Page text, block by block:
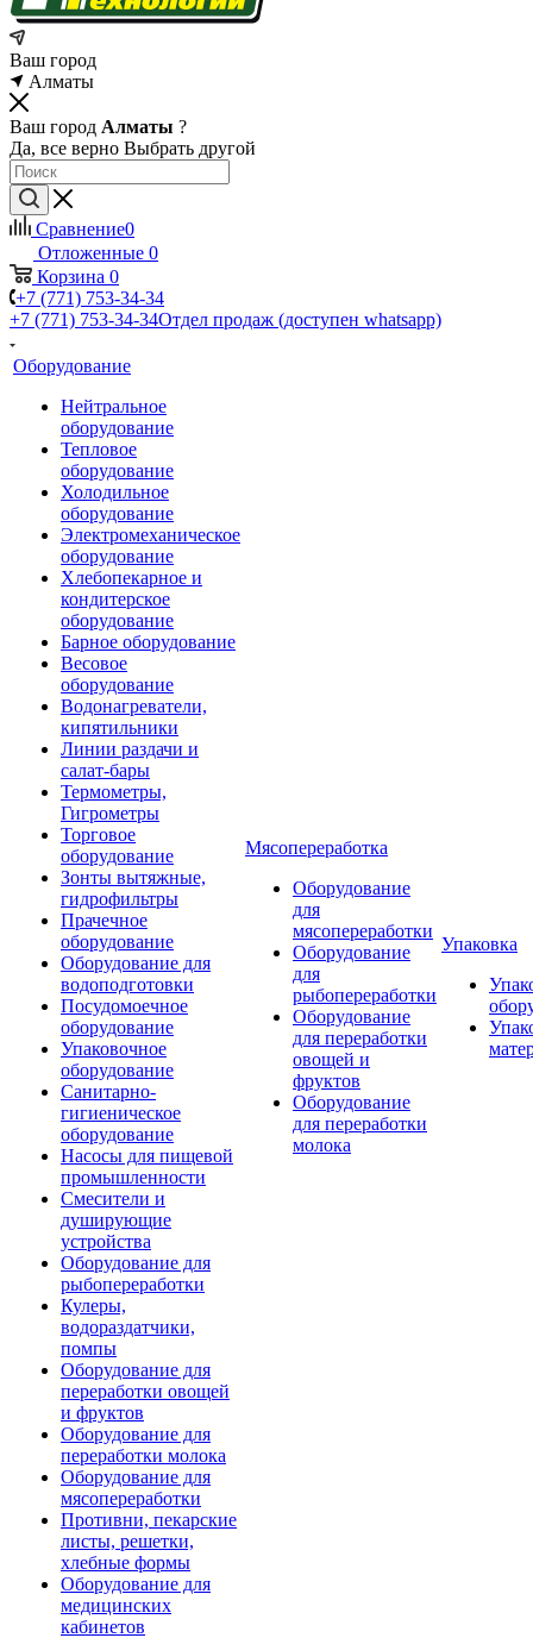
Ваш город
Алматы
Ваш город Алматы ?
Да, все верно Выбрать другой
Сравнение0
Отложенные 0
Корзина 0
+7 (771) 753-34-34
+7 (771) 753-34-34Отдел продаж (доступен whatsapp)
Оборудование
Нейтральное
оборудование
Тепловое
оборудование
Холодильное
оборудование
Электромеханическое
оборудование
Хлебопекарное и
кондитерское
оборудование
Барное оборудование
Весовое
оборудование
Водонагреватели,
кипятильники
Линии раздачи и
салат-бары
Термометры,
Гигрометры
Торговое
оборудование
Зонты вытяжные,
гидрофильтры
Прачечное
оборудование
Оборудование для
водоподготовки
Посудомоечное
оборудование
Упаковочное
оборудование
Санитарно-
гигиеническое
оборудование
Насосы для пищевой
промышленности
Смесители и
душирующие
устройства
Оборудование для
рыбопереработки
Кулеры,
водораздатчики,
помпы
Оборудование для
переработки овощей
и фруктов
Оборудование для
переработки молока
Оборудование для
мясопереработки
Противни, пекарские
листы, решетки,
хлебные формы
Оборудование для
медицинских
кабинетов
Мясопереработка
Оборудование
для
мясопереработки
Оборудование
для
рыбопереработки
Оборудование
для переработки
овощей и
фруктов
Оборудование
для переработки
молока
Упаковка